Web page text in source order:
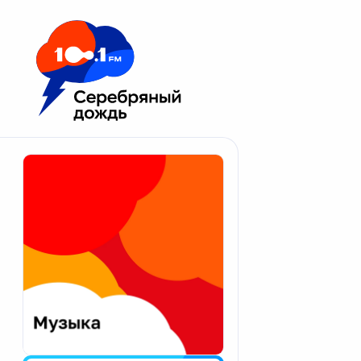
Москва 100.1 FM
Апатиты
Екатеринбург
Калининград
Калуга